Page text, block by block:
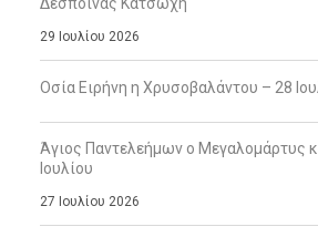
29 Ιουλίου 2026
Οσία Ειρήνη η Χρυσοβαλάντου – 28
Άγιος Παντελεήμων ο Μεγαλομάρτυς
Ιουλίου
27 Ιουλίου 2026